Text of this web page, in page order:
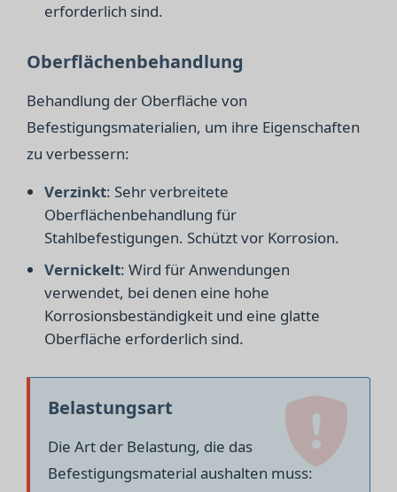
erforderlich sind.
Oberflächenbehandlung
Behandlung der Oberfläche von
Befestigungsmaterialien, um ihre Eigenschaften
zu verbessern:
Verzinkt: Sehr verbreitete
Oberflächenbehandlung für
Stahlbefestigungen. Schützt vor Korrosion.
Vernickelt: Wird für Anwendungen
verwendet, bei denen eine hohe
Korrosionsbeständigkeit und eine glatte
Oberfläche erforderlich sind.
Belastungsart
Die Art der Belastung, die das
Befestigungsmaterial aushalten muss: